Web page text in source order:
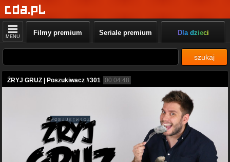
MENU Filmy premium Seriale premium Dla dzieci
szukaj
ŻRYJ GRUZ | Poszukiwacz #301 00:04:48